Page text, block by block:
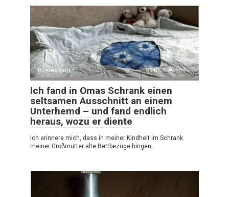
Interessant 0 359
Ich fand in Omas Schrank einen
seltsamen Ausschnitt an einem
Unterhemd – und fand endlich
heraus, wozu er diente
Ich erinnere mich, dass in meiner Kindheit im Schrank
meiner Großmutter alte Bettbezüge hingen,